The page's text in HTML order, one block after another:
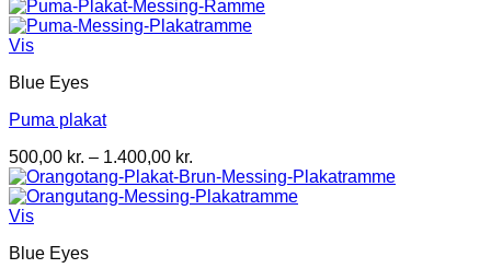
875,00 kr.
til
Vis
Blue Eyes
Puma plakat
500,00 kr. – 1.400,00 kr.
500,00 kr.
til
Vis
Blue Eyes